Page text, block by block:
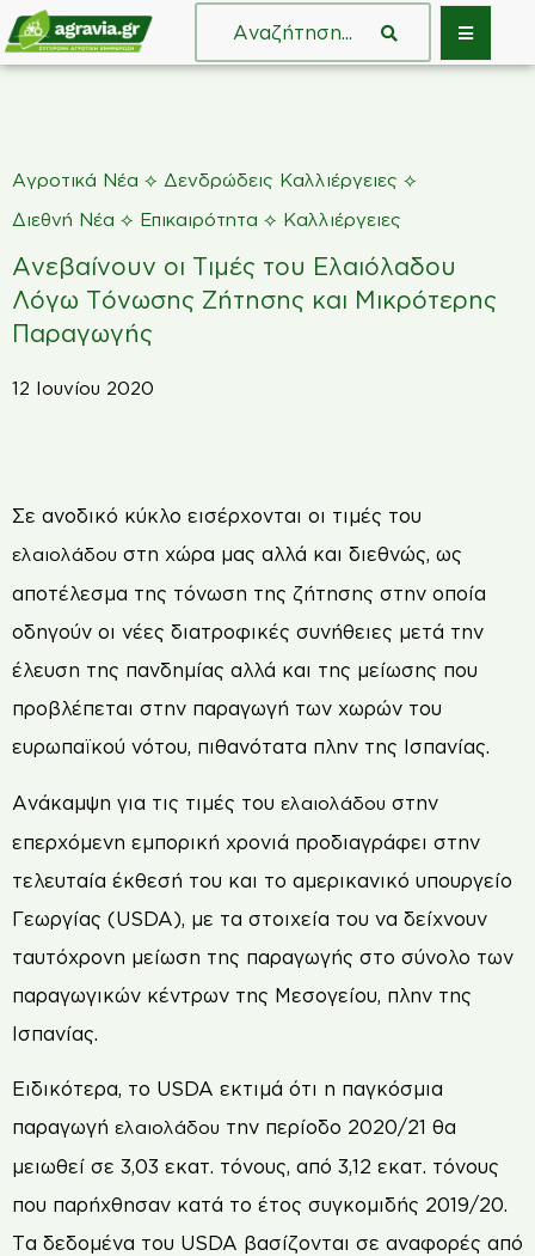
Αγροτικά Νέα ⟡ Δενδρώδεις Καλλιέργειες ⟡
Διεθνή Νέα ⟡ Επικαιρότητα ⟡ Καλλιέργειες
Ανεβαίνουν οι Τιμές του Ελαιόλαδου
Λόγω Τόνωσης Ζήτησης και Μικρότερης
Παραγωγής
12 Ιουνίου 2020
Σε ανοδικό κύκλο εισέρχονται οι τιμές του
ελαιολάδου στη χώρα μας αλλά και διεθνώς, ως
αποτέλεσμα της τόνωση της ζήτησης στην οποία
οδηγούν οι νέες διατροφικές συνήθειες μετά την
έλευση της πανδημίας αλλά και της μείωσης που
προβλέπεται στην παραγωγή των χωρών του
ευρωπαϊκού νότου, πιθανότατα πλην της Ισπανίας.
Ανάκαμψη για τις τιμές του ελαιολάδου στην
επερχόμενη εμπορική χρονιά προδιαγράφει στην
τελευταία έκθεσή του και το αμερικανικό υπουργείο
Γεωργίας (USDA), με τα στοιχεία του να δείχνουν
ταυτόχρονη μείωση της παραγωγής στο σύνολο των
παραγωγικών κέντρων της Μεσογείου, πλην της
Ισπανίας.
Ειδικότερα, το USDA εκτιμά ότι η παγκόσμια
παραγωγή ελαιολάδου την περίοδο 2020/21 θα
μειωθεί σε 3,03 εκατ. τόνους, από 3,12 εκατ. τόνους
που παρήχθησαν κατά το έτος συγκομιδής 2019/20.
Τα δεδομένα του USDA βασίζονται σε αναφορές από